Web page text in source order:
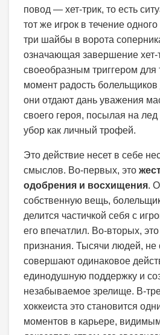
повод — хет-трик, то есть
тот же игрок в течение
три шайбы в ворота
означающая завершение хет-
своеобразным триггером для
момент радость болельщиков
они отдают дань уважения
своего героя, посылая на лед
убор как личный трофей.
Это действие несет в себе
смыслов. Во-первых, это
одобрения и восхищения.
собственную вещь,
делится частичкой себя с
его впечатлил. Во-вторых, это
признания. Тысячи людей, не
совершают одинаковое
единодушную поддержку и
незабываемое зрелище. В-
хоккеиста это становится
моментов в карьере,